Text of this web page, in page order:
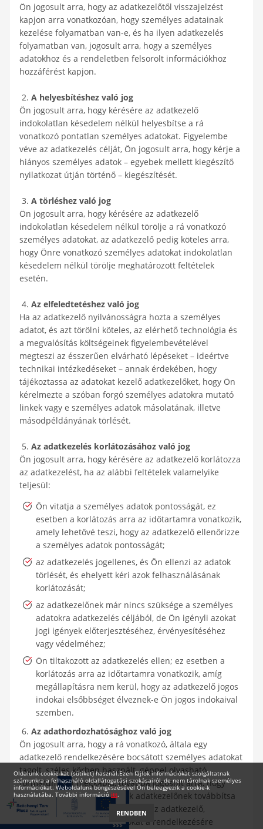
Ön jogosult arra, hogy az adatkezelőtől visszajelzést
kapjon arra vonatkozóan, hogy személyes adatainak
kezelése folyamatban van-e, és ha ilyen adatkezelés
folyamatban van, jogosult arra, hogy a személyes
adatokhoz és a rendeletben felsorolt információkhoz
hozzáférést kapjon.
2. A helyesbítéshez való jog
Ön jogosult arra, hogy kérésére az adatkezelő
indokolatlan késedelem nélkül helyesbítse a rá
vonatkozó pontatlan személyes adatokat. Figyelembe
véve az adatkezelés célját, Ön jogosult arra, hogy kérje a
hiányos személyes adatok – egyebek mellett kiegészítő
nyilatkozat útján történő – kiegészítését.
3. A törléshez való jog
Ön jogosult arra, hogy kérésére az adatkezelő
indokolatlan késedelem nélkül törölje a rá vonatkozó
személyes adatokat, az adatkezelő pedig köteles arra,
hogy Önre vonatkozó személyes adatokat indokolatlan
késedelem nélkül törölje meghatározott feltételek
esetén.
4. Az elfeledtetéshez való jog
Ha az adatkezelő nyilvánosságra hozta a személyes
adatot, és azt törölni köteles, az elérhető technológia és
a megvalósítás költségeinek figyelembevételével
megteszi az ésszerűen elvárható lépéseket – ideértve
technikai intézkedéseket – annak érdekében, hogy
tájékoztassa az adatokat kezelő adatkezelőket, hogy Ön
kérelmezte a szóban forgó személyes adatokra mutató
linkek vagy e személyes adatok másolatának, illetve
másodpéldányának törlését.
5. Az adatkezelés korlátozásához való jog
Ön jogosult arra, hogy kérésére az adatkezelő korlátozza
az adatkezelést, ha az alábbi feltételek valamelyike
teljesül:
Ön vitatja a személyes adatok pontosságát, ez
esetben a korlátozás arra az időtartamra vonatkozik,
amely lehetővé teszi, hogy az adatkezelő ellenőrizze
a személyes adatok pontosságát;
az adatkezelés jogellenes, és Ön ellenzi az adatok
törlését, és ehelyett kéri azok felhasználásának
korlátozását;
az adatkezelőnek már nincs szüksége a személyes
adatokra adatkezelés céljából, de Ön igényli azokat
jogi igények előterjesztéséhez, érvényesítéséhez
vagy védelméhez;
Ön tiltakozott az adatkezelés ellen; ez esetben a
korlátozás arra az időtartamra vonatkozik, amíg
megállapításra nem kerül, hogy az adatkezelő jogos
indokai elsőbbséget élveznek-e Ön jogos indokaival
szemben.
6. Az adathordozhatósághoz való jog
Ön jogosult arra, hogy a rá vonatkozó, általa egy
adatkezelő rendelkezésére bocsátott személyes adatokat
tagolt, széles körben használt, géppel olvasható
formátumban megkapja, továbbá jogosult arra, hogy
ezeket az adatokat egy másik adatkezelőnek továbbítsa
anélkül, hogy ezt akadályozná az az adatkezelő,
amelynek a személyes adatokat a rendelkezésére
Oldalunk cookie-kat (sütiket) használ.Ezen fájlok információkat szolgáltatnak
számunkra a felhasználó oldallátogatási szokásairól, de nem tárolnak személyes
információkat. Weboldalunk böngészésével Ön beleegyezik a cookie-k
használatába. További információ itt.
RENDBEN